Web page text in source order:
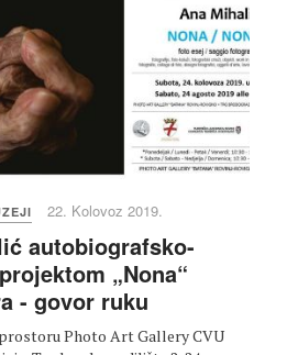
22. Kolovoz 2019.
autobiografsko-
„Nona“
- govor ruku
Photo Art Gallery CVU